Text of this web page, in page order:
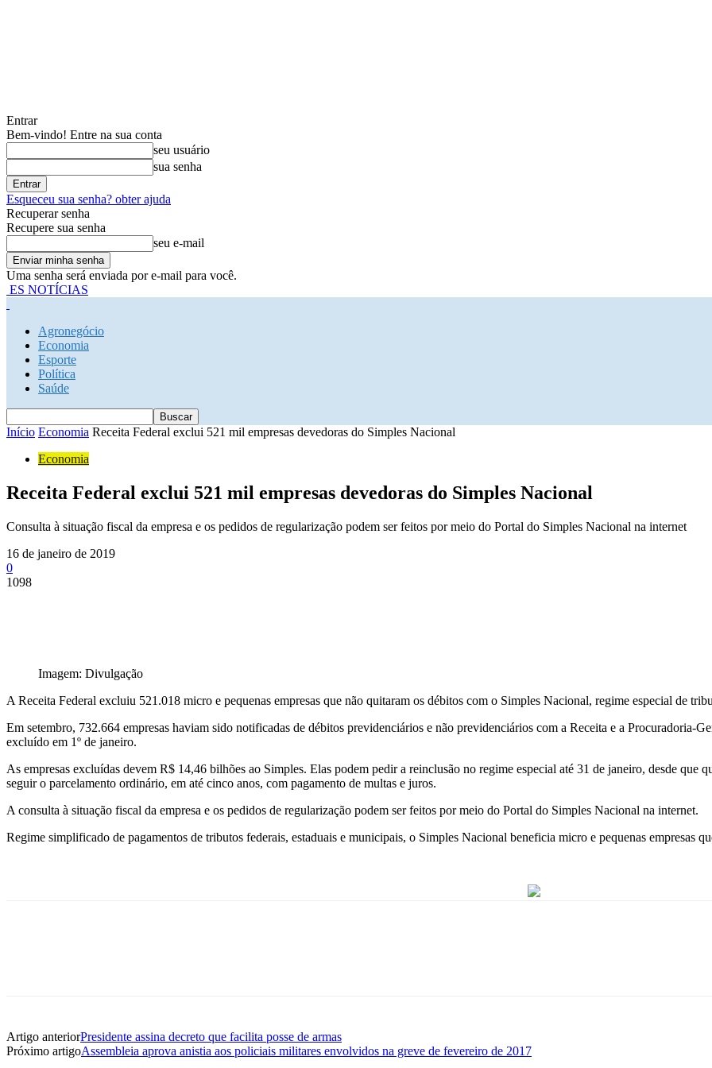
Entrar
Bem-vindo! Entre na sua conta
seu usuário
sua senha
Esqueceu sua senha? obter ajuda
Recuperar senha
Recupere sua senha
seu e-mail
Uma senha será enviada por e-mail para você.
ES NOTÍCIAS
Agronegócio
Economia
Esporte
Política
Saúde
Início Economia Receita Federal exclui 521 mil empresas devedoras do Simples Nacional
Economia
Receita Federal exclui 521 mil empresas devedoras do Simples Nacional
Consulta à situação fiscal da empresa e os pedidos de regularização podem ser feitos por meio do Portal do Simples Nacional na internet
16 de janeiro de 2019
0
1098
Imagem: Divulgação
A Receita Federal excluiu 521.018 micro e pequenas empresas que não quitaram os débitos com o Simples Nacional, regime especial de
Em setembro, 732.664 empresas haviam sido notificadas de débitos previdenciários e não previdenciários com a Receita e a Procuradoria-
excluído em 1º de janeiro.
As empresas excluídas devem R$ 14,46 bilhões ao Simples. Elas podem pedir a reinclusão no regime especial até 31 de janeiro, desde que
seguir o parcelamento ordinário, em até cinco anos, com pagamento de multas e juros.
A consulta à situação fiscal da empresa e os pedidos de regularização podem ser feitos por meio do Portal do Simples Nacional na internet.
Regime simplificado de pagamentos de tributos federais, estaduais e municipais, o Simples Nacional beneficia micro e pequenas empresas
Artigo anteriorPresidente assina decreto que facilita posse de armas
Próximo artigoAssembleia aprova anistia aos policiais militares envolvidos na greve de fevereiro de 2017